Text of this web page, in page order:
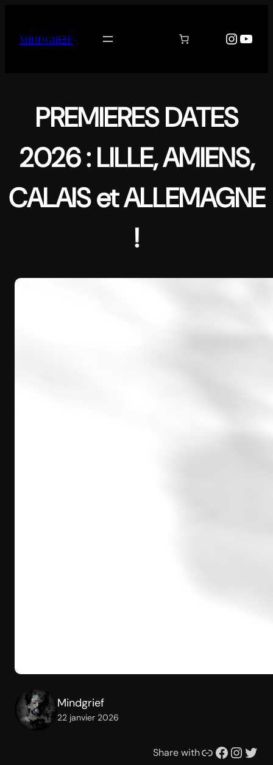
contenu
MƗИĐǤЯƗƎF
PREMIERES DATES
2026 : LILLE, AMIENS,
CALAIS et ALLEMAGNE
!
Mindgrief
22 janvier 2026
Share withLien Facebook Instagram Twitter